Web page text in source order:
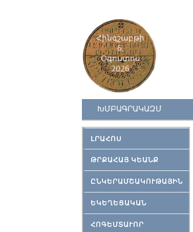
Հինգշաբթի
6,
Օգոստոս
2026
ԽՄԲԱԳՐԱԿԱԶՄ
ԼՐԱՀՈՍ
ԹՐՔԱՀԱՅ ԿԵԱՆՔ
ԸՆԿԵՐԱՄՇԱԿՈՒԹԱՅԻՆ
ԵԿԵՂԵՑԱԿԱՆ
ՀՈԳԵՄՏԱՒՈՐ